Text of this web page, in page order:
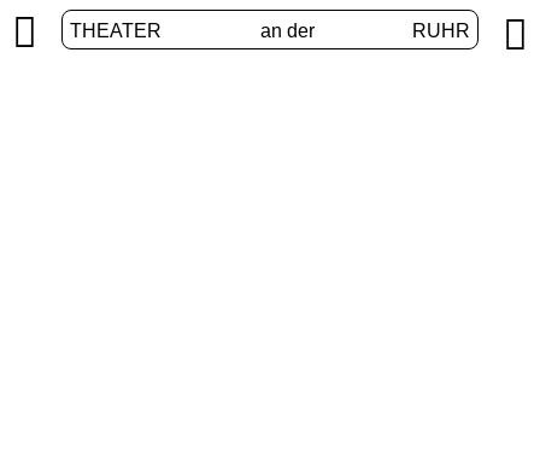
THEATER an der RUHR
 